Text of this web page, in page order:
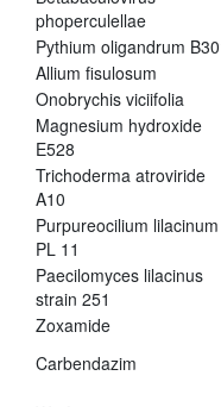
phoperculellae
Pythium oligandrum
Allium fisulosum
Onobrychis viciifolia
Magnesium hydroxide
E528
Trichoderma atroviride
A10
Purpureocilium lilacinum
PL 11
Paecilomyces lilacinus
strain 251
Zoxamide
Carbendazim